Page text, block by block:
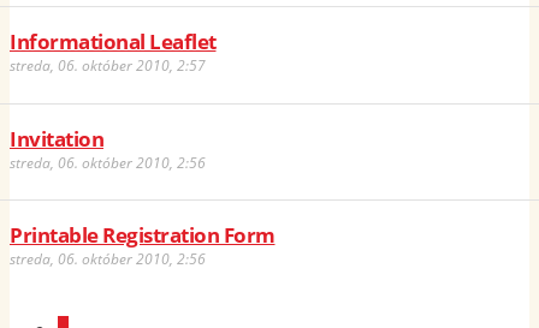
Informational Leaflet
streda, 06. október 2010, 2:57
Invitation
streda, 06. október 2010, 2:56
Printable Registration Form
streda, 06. október 2010, 2:56